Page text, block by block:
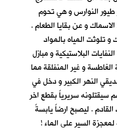
النوارس و هي تحوم
و عن بقايا الطعام .
تلوثت المياه بالمواد
البلاستيكية و مبازل
الغاطسة و غير المنفلقة مما
النهر الكبير و دخل في
سيقتلونه سريرياً بقطع اخر
. ليصبح ارضاً يابسةً
السير على الماء !